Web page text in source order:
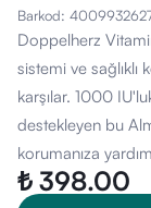
Barkod:
Doppelherz
sistemi ve sağlıklı
karşılar. 1000
destekleyen bu
korumanıza
₺ 398.00